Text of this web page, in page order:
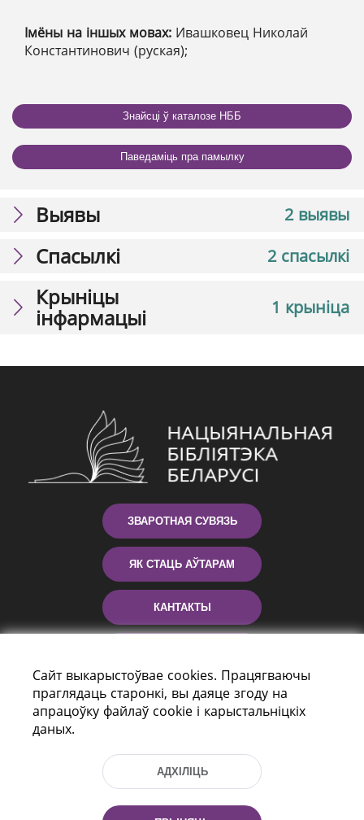
Імёны на іншых мовах: Ивашковец Николай
Константинович (руская);
Знайсці ў каталозе НББ
Паведаміць пра памылку
2 выявы
Выявы
2 спасылкі
Спасылкі
1 крыніца
Крыніцы
інфармацыі
ЗВАРОТНАЯ СУВЯЗЬ
ЯК СТАЦЬ АЎТАРАМ
КАНТАКТЫ
праспект Незалежнасці 116
Сайт выкарыстоўвае cookies. Працягваючы
праглядаць старонкі, вы даяце згоду на
апрацоўку файлаў cookie і карыстальніцкіх
даных.
АДХІЛІЦЬ